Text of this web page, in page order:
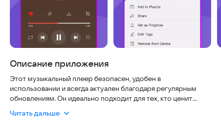
Описание приложения
Этот музыкальный плеер безопасен, удобен в
использовании и всегда актуален благодаря регулярным
обновлениям. Он идеально подходит для тех, кто ценит
Читать дальше